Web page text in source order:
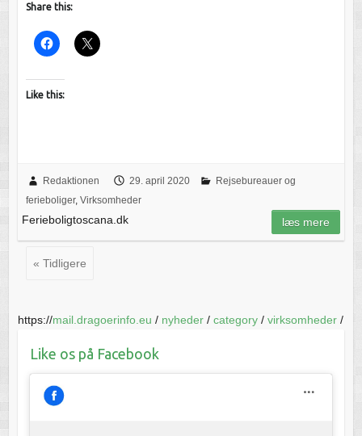
Share this:
Like this:
Redaktionen 29. april 2020
Rejsebureauer og
ferieboliger, Virksomheder
Ferieboligtoscana.dk læs mere
« Tidligere
https://mail.dragoerinfo.eu / nyheder/ category/ virksomheder/
Like os på Facebook